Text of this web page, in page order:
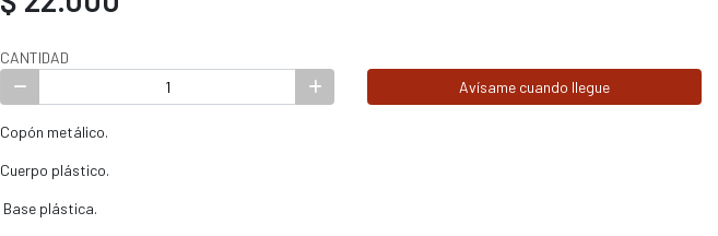
CANTIDAD
Avísame cuando llegue
Copón metálico.
Cuerpo plástico.
Base plástica.